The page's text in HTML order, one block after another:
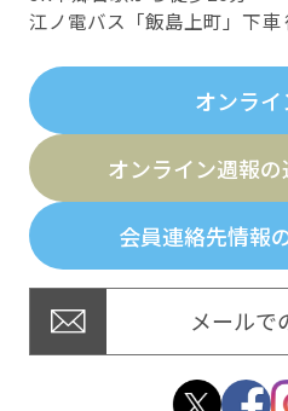
江ノ電バス「飯島上町」下車
オンラ
オンライン週報
会員連絡先情報
メールで